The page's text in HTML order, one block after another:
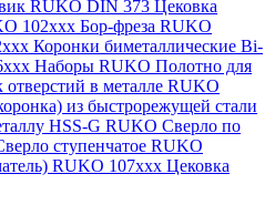
RUKO DIN 373 Цековка
102xxx Бор-фреза RUKO
Коронки биметаллические Bi-
Наборы RUKO Полотно для
в металле RUKO
из быстрорежущей стали
HSS-G RUKO Сверло по
ступенчатое RUKO
RUKO 107xxx Цековка